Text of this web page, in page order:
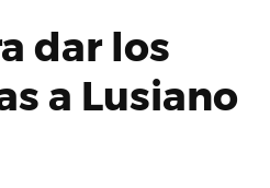
dar los
a Lusiano